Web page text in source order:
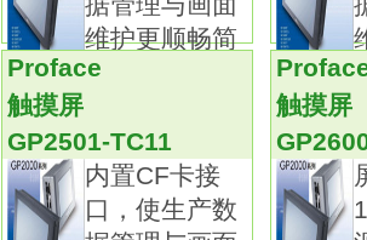
现在部件列及编辑画面在同一视
因此您可以利用简单的拖拽动作
将部件拉入编辑画面内，即可迅
您需要的部件。
移动鼠标到适合的部件图像上，
的说明，
帮助您制作编辑画面GP2600-
维护更顺畅简
单。 屏幕尺
Proface
触摸屏
GP2501-TC11
内置CF卡接
口，使生产数
触摸屏